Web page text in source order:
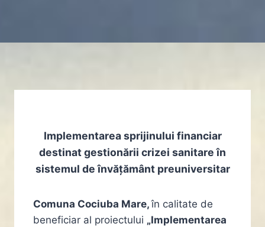
Implementarea sprijinului financiar
destinat gestionării crizei sanitare în
sistemul de învățământ preuniversitar
Comuna Cociuba Mare,în calitate de
beneficiar al proiectului „Implementarea